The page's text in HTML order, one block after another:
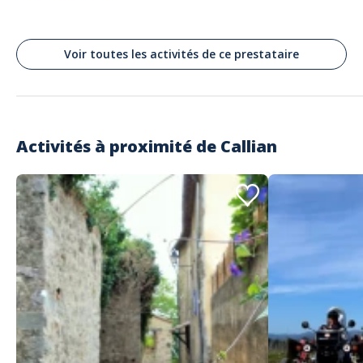
Excellent horse riding
Commenté le 16/08/2021
Voir toutes les activités de ce prestataire
Activités à proximité de Callian